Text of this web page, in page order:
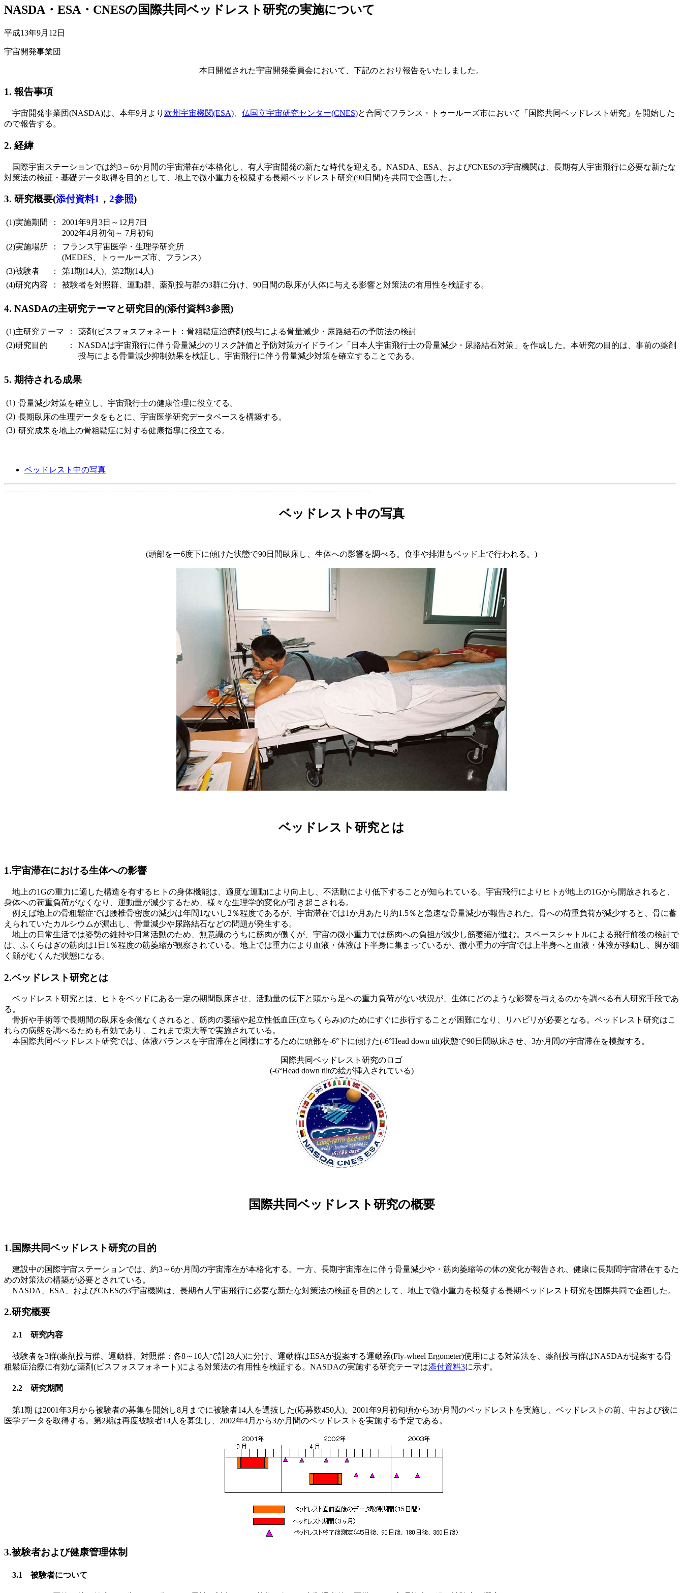
NASDA・ESA・CNESの国際共同ベッドレスト研究の実施について
平成13年9月12日
宇宙開発事業団
本日開催された宇宙開発委員会において、下記のとおり報告をいたしました。
1. 報告事項
宇宙開発事業団(NASDA)は、本年9月より 欧州宇宙機関(ESA) 仏国立宇宙研究センター(CNES)と合同でフランス・トゥールーズ市において「国際共同ベッドレスト研究」を開始した
ので報告する。
2. 経緯
国際宇宙ステーションでは約3～6か月間の宇宙滞在が本格化し、有人宇宙開発の新たな時代を迎える。NASDA、ESA、およびCNESの3宇宙機関は、長期有人宇宙飛行に必要な新たな
対策法の検証・基礎データ取得を目的として、地上で微小重力を模擬する長期ベッドレスト研究(90日間)を共同で企画した。
3. 研究概要(添付資料1 ， 2参照)
(1)実施期間 ：
2001年9月3日～12月7日
2002年4月初旬～ 7月初旬
(2)実施場所
：
フランス宇宙医学・生理学研究所
(MEDES、トゥールーズ市、フランス)
(3)被験者
：
第1期(14人)、第2期(14人)
(4)研究内容
： 被験者を対照群、運動群、薬剤投与群の3群に分け、90日間の臥床が人体に与える影響と対策法の有用性を検証する。
4. NASDAの主研究テーマと研究目的(添付資料3参照)
(1)主研究テーマ ：
薬剤(ビスフォスフォネート：骨粗鬆症治療剤)投与による骨量減少・尿路結石の予防法の検討
(2)研究目的
：
NASDAは宇宙飛行に伴う骨量減少のリスク評価と予防対策ガイドライン「日本人宇宙飛行士の骨量減少・尿路結石対策」を作成した。本研究の目的は、事前の薬剤
投与による骨量減少抑制効果を検証し、宇宙飛行に伴う骨量減少対策を確立することである。
5. 期待される成果
(1) 骨量減少対策を確立し、宇宙飛行士の健康管理に役立てる。
(2) 長期臥床の生理データをもとに、宇宙医学研究データベースを構築する。
(3) 研究成果を地上の骨粗鬆症に対する健康指導に役立てる。
ベッドレスト中の写真
ベッドレスト中の写真
(頭部をー6度下に傾けた状態で90日間臥床し、生体への影響を調べる。食事や排泄もベッド上で行われる。)
ベッドレスト研究とは
1.宇宙滞在における生体への影響
地上の1Gの重力に適した構造を有するヒトの身体機能は、適度な運動により向上し、不活動により低下することが知られている。宇宙飛行によりヒトが地上の1Gから開放されると、
身体への荷重負荷がなくなり、運動量が減少するため、様々な生理学的変化が引き起こされる。
例えば地上の骨粗鬆症では腰椎骨密度の減少は年間1ないし2％程度であるが、宇宙滞在では1か月あたり約1.5％と急速な骨量減少が報告された。骨への荷重負荷が減少すると、骨に蓄
えられていたカルシウムが漏出し、骨量減少や尿路結石などの問題が発生する。
地上の日常生活では姿勢の維持や日常活動のため、無意識のうちに筋肉が働くが、宇宙の微小重力では筋肉への負担が減少し筋萎縮が進む。スペースシャトルによる飛行前後の検討で
は、ふくらはぎの筋肉は1日1％程度の筋萎縮が観察されている。地上では重力により血液・体液は下半身に集まっているが、微小重力の宇宙では上半身へと血液・体液が移動し、脚が細
く顔がむくんだ状態になる。
2.ベッドレスト研究とは
ベッドレスト研究とは、ヒトをベッドにある一定の期間臥床させ、活動量の低下と頭から足への重力負荷がない状況が、生体にどのような影響を与えるのかを調べる有人研究手段であ
る。
骨折や手術等で長期間の臥床を余儀なくされると、筋肉の萎縮や起立性低血圧(立ちくらみ)のためにすぐに歩行することが困難になり、リハビリが必要となる。ベッドレスト研究はこ
れらの病態を調べるためも有効であり、これまで東大等で実施されている。
本国際共同ベッドレスト研究では、体液バランスを宇宙滞在と同様にするために頭部を-6°下に傾けた(-6°Head down tilt)状態で90日間臥床させ、3か月間の宇宙滞在を模擬する。
国際共同ベッドレスト研究のロゴ
(-6°Head down tiltの絵が挿入されている)
国際共同ベッドレスト研究の概要
1.国際共同ベッドレスト研究の目的
建設中の国際宇宙ステーションでは、約3～6か月間の宇宙滞在が本格化する。一方、長期宇宙滞在に伴う骨量減少や・筋肉萎縮等の体の変化が報告され、健康に長期間宇宙滞在するた
めの対策法の構築が必要とされている。
NASDA、ESA、およびCNESの3宇宙機関は、長期有人宇宙飛行に必要な新たな対策法の検証を目的として、地上で微小重力を模擬する長期ベッドレスト研究を国際共同で企画した。
2.研究概要
2.1 研究内容
被験者を3群(薬剤投与群、運動群、対照群：各8～10人で計28人)に分け、運動群はESAが提案する運動器(Fly-wheel Ergometer)使用による対策法を、薬剤投与群はNASDAが提案する骨
粗鬆症治療に有効な薬剤(ビスフォスフォネート)による対策法の有用性を検証する。NASDAの実施する研究テーマは添付資料3に示す。
2.2 研究期間
第1期 は2001年3月から被験者の募集を開始し8月までに被験者14人を選抜した(応募数450人)。2001年9月初旬頃から3か月間のベッドレストを実施し、ベッドレストの前、中および後に
医学データを取得する。第2期は再度被験者14人を募集し、2002年4月から3か月間のベッドレストを実施する予定である。
3.被験者および健康管理体制
3.1 被験者について